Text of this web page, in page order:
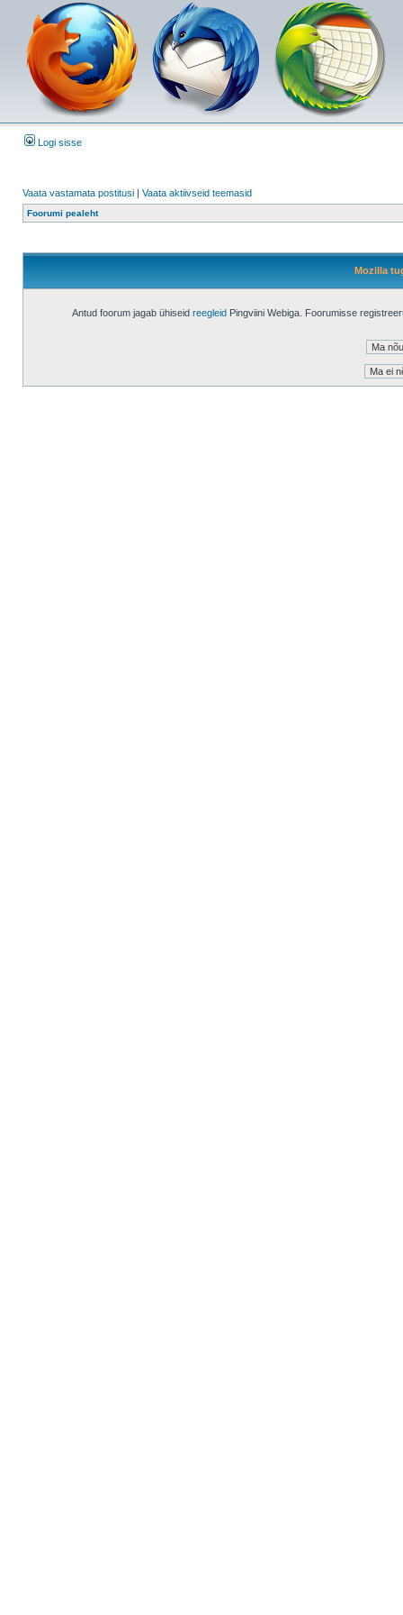
Logi sisse
Vaata vastamata postitusi | Vaata aktiivseid teemasid
Foorumi pealeht
Mozilla
Antud foorum jagab ühiseid reegleid Pingviini Webiga. Foorumisse